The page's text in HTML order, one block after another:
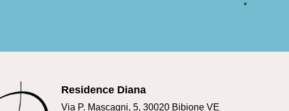
*
Residence Diana
Via P. Mascagni, 5, 30020 Bibione VE